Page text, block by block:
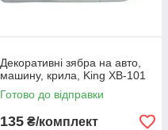
Декоративні зябра на авто,
машину, крила, King XB-101
Готово до відправки
135 ₴/комплект